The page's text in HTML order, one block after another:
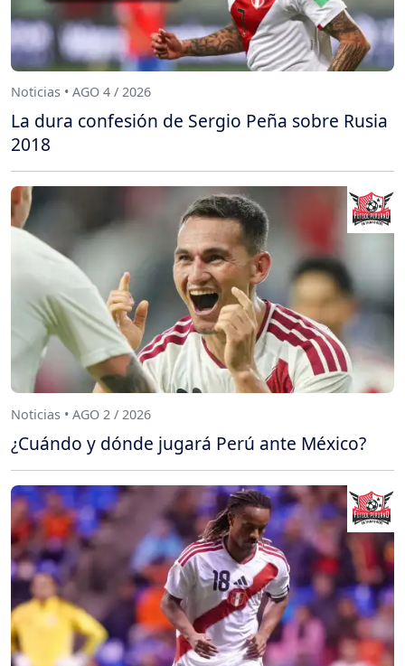
Noticias • AGO 4 / 2026
La dura confesión de Sergio Peña sobre Rusia
2018
Noticias • AGO 2 / 2026
¿Cuándo y dónde jugará Perú ante México?